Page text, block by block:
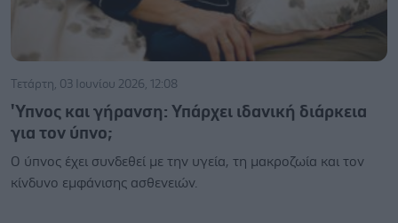
Τετάρτη, 03 Ιουνίου 2026, 12:08
'Υπνος και γήρανση: Υπάρχει ιδανική διάρκεια
για τον ύπνο;
Ο ύπνος έχει συνδεθεί με την υγεία, τη μακροζωία και τον
κίνδυνο εμφάνισης ασθενειών.